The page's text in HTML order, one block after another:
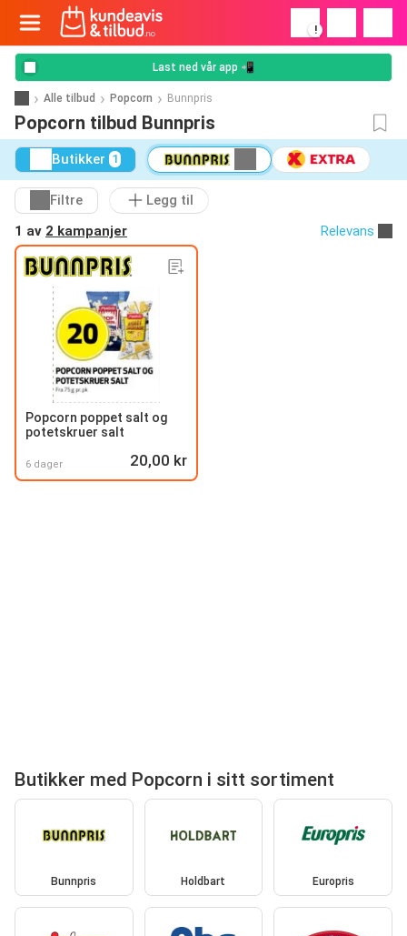
!
Last ned vår app 📲
Alle tilbud Popcorn Bunnpris
Popcorn tilbud Bunnpris
Butikker 1
Filtre
Legg til
1 av 2 kampanjer Relevans
Popcorn poppet salt og
potetskruer salt
6 dager 20,00 kr
Butikker med Popcorn i sitt sortiment
Bunnpris Holdbart Europris